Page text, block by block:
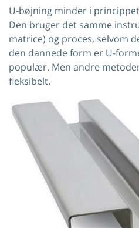
U-bøjning minder i
Den bruger det samme
matrice) og proces, selvom
den dannede form er U-
populær. Men andre
fleksibelt.